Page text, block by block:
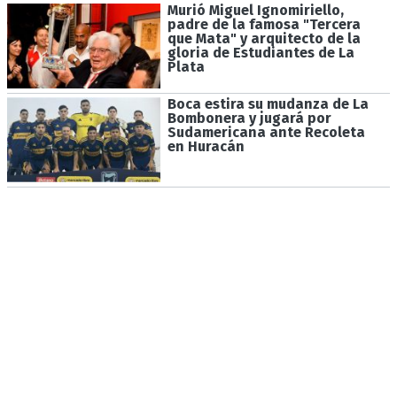
Murió Miguel Ignomiriello,
padre de la famosa "Tercera
que Mata" y arquitecto de la
gloria de Estudiantes de La
Plata
Boca estira su mudanza de La
Bombonera y jugará por
Sudamericana ante Recoleta
en Huracán